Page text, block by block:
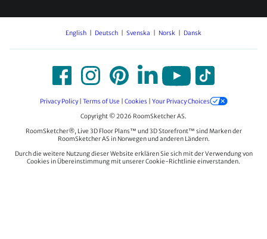
English Deutsch Svenska Norsk Dansk
Privacy Policy| Terms of Use | Cookies| Your Privacy Choices
Copyright © 2026 RoomSketcher AS.
RoomSketcher®, Live 3D Floor Plans™ und 3D Storefront™ sind Marken der
RoomSketcher AS in Norwegen und anderen Ländern.
Durch die weitere Nutzung dieser Website erklären Sie sich mit der Verwendung von
Cookies in Übereinstimmung mit unserer Cookie-Richtlinie einverstanden.